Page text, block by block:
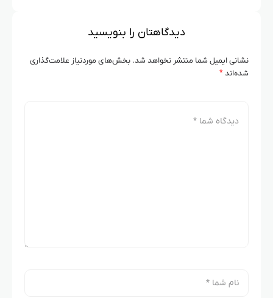
دیدگاهتان را بنویسید
نشانی ایمیل شما منتشر نخواهد شد. بخش‌های موردنیاز علامت‌گذاری
شده‌اند*